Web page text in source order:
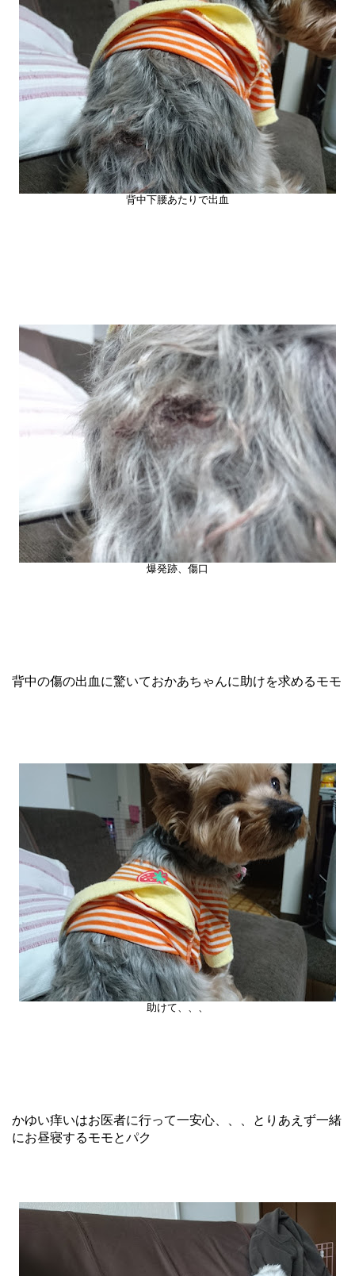
背中下腰あたりで出血
爆発跡、傷口
背中の傷の出血に驚いておかあちゃんに助けを求めるモモ
助けて、、、
かゆい痒いはお医者に行って一安心、、、とりあえず一緒
にお昼寝するモモとパク